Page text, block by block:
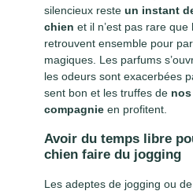
silencieux reste un instant
chien et il n’est pas rare
retrouvent ensemble pour
magiques. Les parfums
les odeurs sont exacerbées
sent bon et les truffes de nos
compagnie en profitent.
Avoir du temps libre
chien faire du jogging
Les adeptes de jogging ou